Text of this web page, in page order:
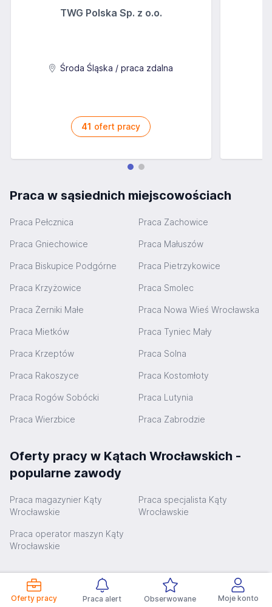
Oferty pracy Praca alert Obserwowane Moje konto
TWG Polska Sp. z o.o.
Środa Śląska / praca zdalna
41 ofert pracy
Praca w sąsiednich miejscowościach
Praca Pełcznica Praca Zachowice
Praca Gniechowice Praca Małuszów
Praca Biskupice Podgórne Praca Pietrzykowice
Praca Krzyżowice Praca Smolec
Praca Żerniki Małe Praca Nowa Wieś Wrocławska
Praca Mietków Praca Tyniec Mały
Praca Krzeptów Praca Solna
Praca Rakoszyce Praca Kostomłoty
Praca Rogów Sobócki Praca Lutynia
Praca Wierzbice Praca Zabrodzie
Oferty pracy w Kątach Wrocławskich -
popularne zawody
Praca magazynier Kąty
Wrocławskie
Praca specjalista Kąty
Wrocławskie
Praca operator maszyn Kąty
Wrocławskie
Popularne zapytania dla miasta Kąty
Wrocławskie